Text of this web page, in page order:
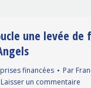
une levée de
financées Par
Laisser un commentaire